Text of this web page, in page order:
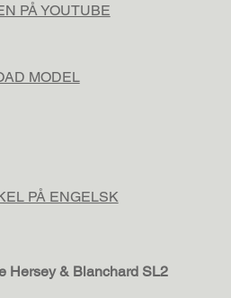
PÅ YOUTUBE
MODEL
PÅ ENGELSK
Hersey & Blanchard SL2